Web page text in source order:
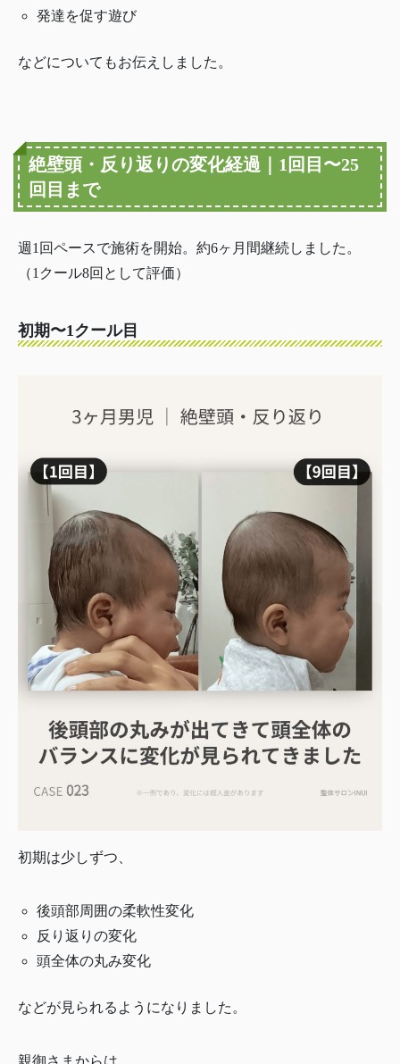
発達を促す遊び
などについてもお伝えしました。
絶壁頭・反り返りの変化経過｜1回目〜25
回目まで
週1回ペースで施術を開始。約6ヶ月間継続しました。
（1クール8回として評価）
初期〜1クール目
初期は少しずつ、
後頭部周囲の柔軟性変化
反り返りの変化
頭全体の丸み変化
などが見られるようになりました。
親御さまからは、